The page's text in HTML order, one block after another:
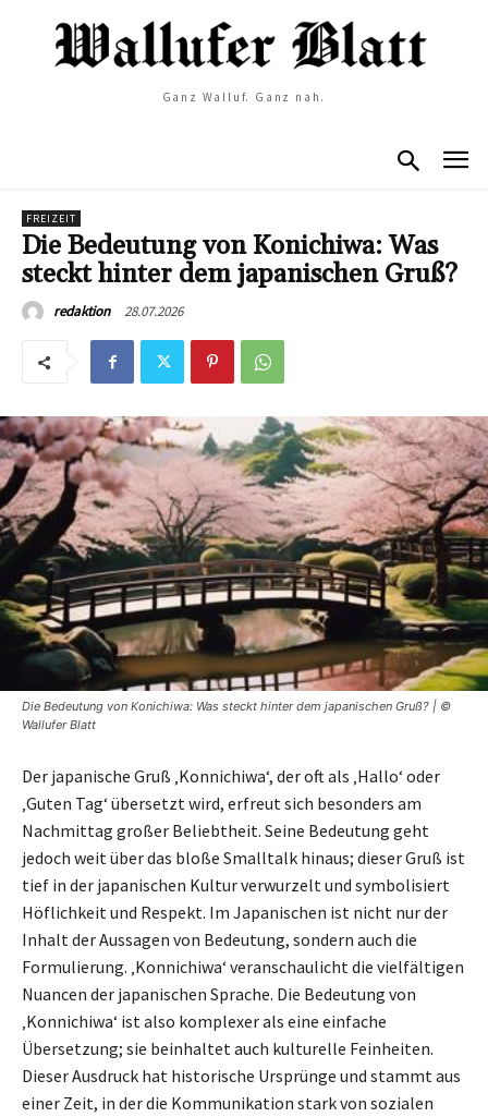
Ganz Walluf. Ganz nah.
FREIZEIT
Die Bedeutung von Konichiwa: Was
steckt hinter dem japanischen Gruß?
redaktion 28.07.2026
Die Bedeutung von Konichiwa: Was steckt hinter dem japanischen Gruß? | ©
Wallufer Blatt
Der japanische Gruß ‚Konnichiwa‘, der oft als ‚Hallo‘ oder
‚Guten Tag‘ übersetzt wird, erfreut sich besonders am
Nachmittag großer Beliebtheit. Seine Bedeutung geht
jedoch weit über das bloße Smalltalk hinaus; dieser Gruß ist
tief in der japanischen Kultur verwurzelt und symbolisiert
Höflichkeit und Respekt. Im Japanischen ist nicht nur der
Inhalt der Aussagen von Bedeutung, sondern auch die
Formulierung. ‚Konnichiwa‘ veranschaulicht die vielfältigen
Nuancen der japanischen Sprache. Die Bedeutung von
‚Konnichiwa‘ ist also komplexer als eine einfache
Übersetzung; sie beinhaltet auch kulturelle Feinheiten.
Dieser Ausdruck hat historische Ursprünge und stammt aus
einer Zeit, in der die Kommunikation stark von sozialen